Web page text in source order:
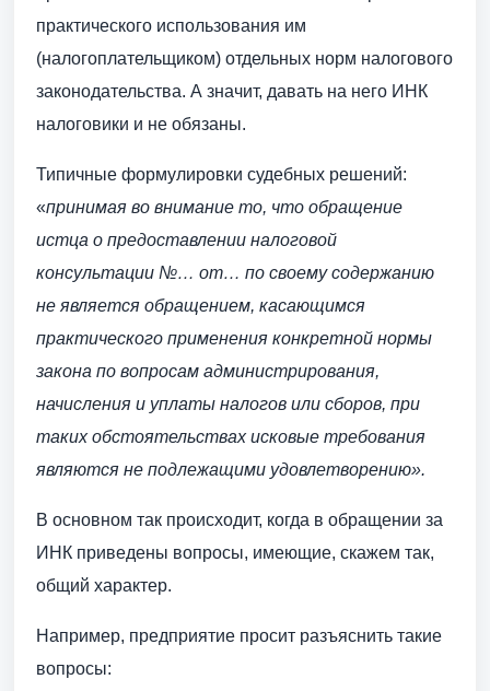
практического использования им
(налогоплательщиком) отдельных норм налогового
законодательства. А значит, давать на него ИНК
налоговики и не обязаны.
Типичные формулировки судебных решений:
«принимая во внимание то, что обращение
истца о предоставлении налоговой
консультации №… от… по своему содержанию
не является обращением, касающимся
практического применения конкретной нормы
закона по вопросам администрирования,
начисления и уплаты налогов или сборов, при
таких обстоятельствах исковые требования
являются не подлежащими удовлетворению».
В основном так происходит, когда в обращении за
ИНК приведены вопросы, имеющие, скажем так,
общий характер.
Например, предприятие просит разъяснить такие
вопросы: